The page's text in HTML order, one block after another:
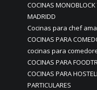
COCINAS MONOBLOCK
MADRIDD
Cocinas para chef
COCINAS PARA
cocinas para
COCINAS PARA
COCINAS PARA
PARTICULARES